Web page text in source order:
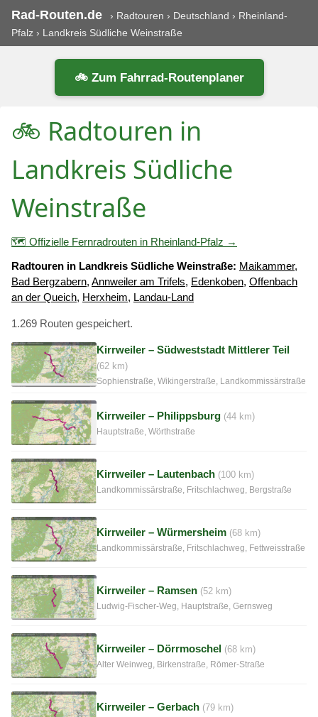
Rad-Routen.de › Radtouren › Deutschland › Rheinland-
Pfalz › Landkreis Südliche Weinstraße
🚲 Zum Fahrrad-Routenplaner
🚲 Radtouren in
Landkreis Südliche
Weinstraße
🗺️ Offizielle Fernradrouten in Rheinland-Pfalz →
Radtouren in Landkreis Südliche Weinstraße: Maikammer,
Bad Bergzabern, Annweiler am Trifels, Edenkoben, Offenbach
an der Queich, Herxheim, Landau-Land
1.269 Routen gespeichert.
Kirrweiler – Südweststadt Mittlerer Teil
(62 km)
Sophienstraße, Wikingerstraße, Landkommissärstraße
Kirrweiler – Philippsburg (44 km)
Hauptstraße, Wörthstraße
Kirrweiler – Lautenbach (100 km)
Landkommissärstraße, Fritschlachweg, Bergstraße
Kirrweiler – Würmersheim (68 km)
Landkommissärstraße, Fritschlachweg, Fettweisstraße
Kirrweiler – Ramsen (52 km)
Ludwig-Fischer-Weg, Hauptstraße, Gernsweg
Kirrweiler – Dörrmoschel (68 km)
Alter Weinweg, Birkenstraße, Römer-Straße
Kirrweiler – Gerbach (79 km)